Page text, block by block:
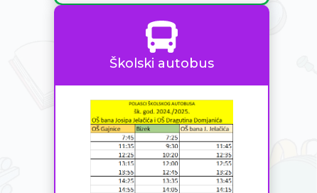
Školski autobus